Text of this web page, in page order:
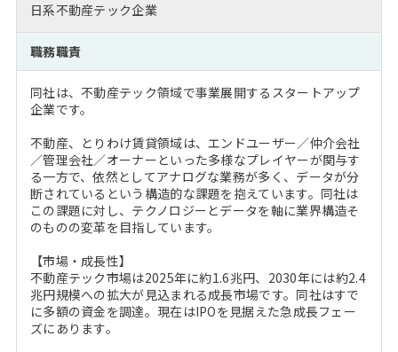
MBA留学生数の推移
年齢と年収の相関図
外資系／面接攻略のコツ
キャリアに効く一冊
注目企業インタビュー
プロ経営者の特別セミナー
Career Talk Live
MBA NETWORKING
パブリシティ
ニュースリリース
日系不動産テック企業
職務職責
同社は、不動産テック領域で事業展開するスタートアップ
企業です。
不動産、とりわけ賃貸領域は、エンドユーザー／仲介会社
／管理会社／オーナーといった多様なプレイヤーが関与す
る一方で、依然としてアナログな業務が多く、データが分
断されているという構造的な課題を抱えています。同社は
この課題に対し、テクノロジーとデータを軸に業界構造そ
のものの変革を目指しています。
【市場・成長性】
不動産テック市場は2025年に約1.6兆円、2030年には約2.4
兆円規模への拡大が見込まれる成長市場です。同社はすで
に多額の資金を調達。現在はIPOを見据えた急成長フェー
ズにあります。